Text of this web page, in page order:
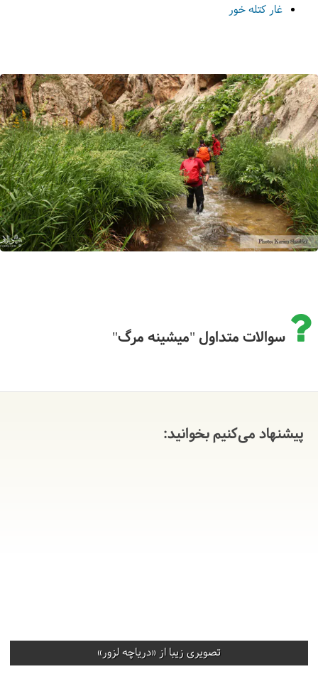
غار کتله خور
سوالات متداول "میشینه مرگ"
پیشنهاد می‌کنیم بخوانید:
تصویری زیبا از «دریاچه لزور»